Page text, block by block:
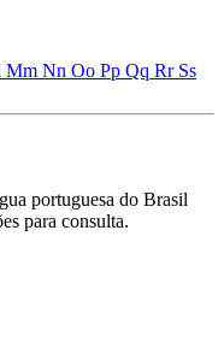
Mm Nn Oo Pp Qq Rr Ss
portuguesa do Brasil
para consulta.